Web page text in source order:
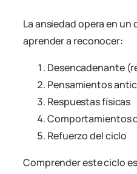
La ansiedad opera en
aprender a reconocer:
Desencadenante
Pensamientos
Respuestas físicas
Comportamientos
Refuerzo del ciclo
Comprender este ciclo